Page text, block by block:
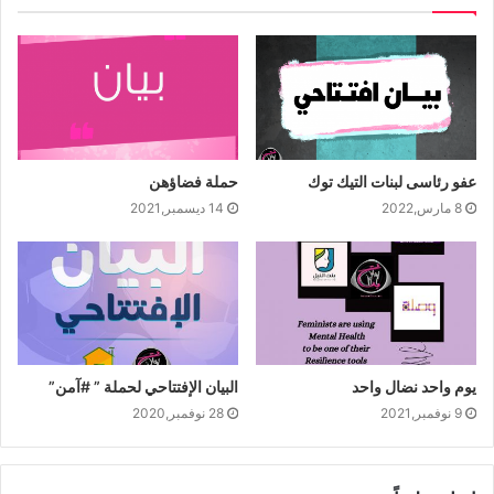
عفو رئاسى لبنات التيك توك
8 مارس,2022
حملة فضاؤهن
14 ديسمبر,2021
يوم واحد نضال واحد
9 نوفمبر,2021
البيان الإفتتاحي لحملة ” #آمن”
28 نوفمبر,2020